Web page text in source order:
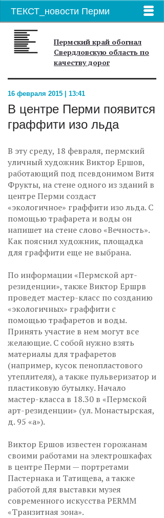
ТЕКСТ_новости Перми
Пермский край обогнал
Свердловскую область по
качеству дорог
16 февраля 2015 | 13:41
В центре Перми появится
граффити изо льда
В эту среду, 18 февраля, пермский
уличный художник Виктор Ершов,
работающий под псевдонимом Витя
Фрукты, на стене одного из зданий в
центре Перми создаст
«экологичное» граффити изо льда. С
помощью трафарета и воды он
напишет на стене слово «Вечность».
Как пояснил художник, площадка
для граффити еще не выбрана.
По информации «Пермской арт-
резиденции», также Виктор Ершрв
проведет мастер-класс по созданию
«экологичных» граффити с
помощью трафаретов и воды.
Принять участие в нем могут все
желающие. С собой нужно взять
материалы для трафаретов
(например, кусок пенопластового
утеплителя), а также пульверизатор и
пластиковую бутылку. Начало
мастер-класса в 18.30 в «Пермской
арт-резиденции» (ул. Монастырская,
д. 95 «а»).
Виктор Ершов известен горожанам
своими работами на электрошкафах
в центре Перми — портретами
Пастернака и Татищева, а также
работой для выставки музея
современного искусства PERMM
«Транзитная зона».